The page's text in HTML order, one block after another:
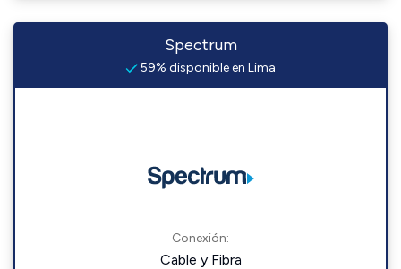
Spectrum
59% disponible en Lima
Conexión:
Cable y Fibra